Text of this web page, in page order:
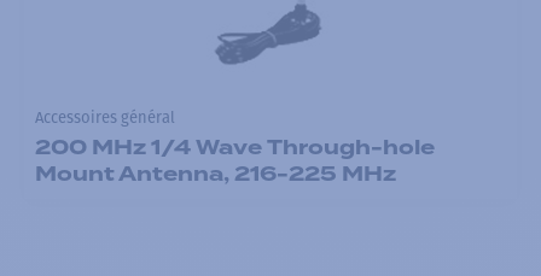
Accessoires général
200 MHz 1/4 Wave Through-hole
Mount Antenna, 216-225 MHz